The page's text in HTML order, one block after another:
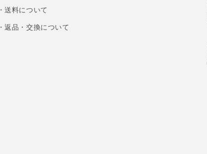
・送料について
・返品・交換について